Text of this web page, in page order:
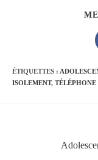
ÉTIQUETTES :
ISOLEMENT,